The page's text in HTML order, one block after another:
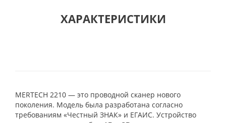
ХАРАКТЕРИСТИКИ
MERTECH 2210 — это проводной сканер нового
поколения. Модель была разработана согласно
требованиям «Честный ЗНАК» и ЕГАИС. Устройство